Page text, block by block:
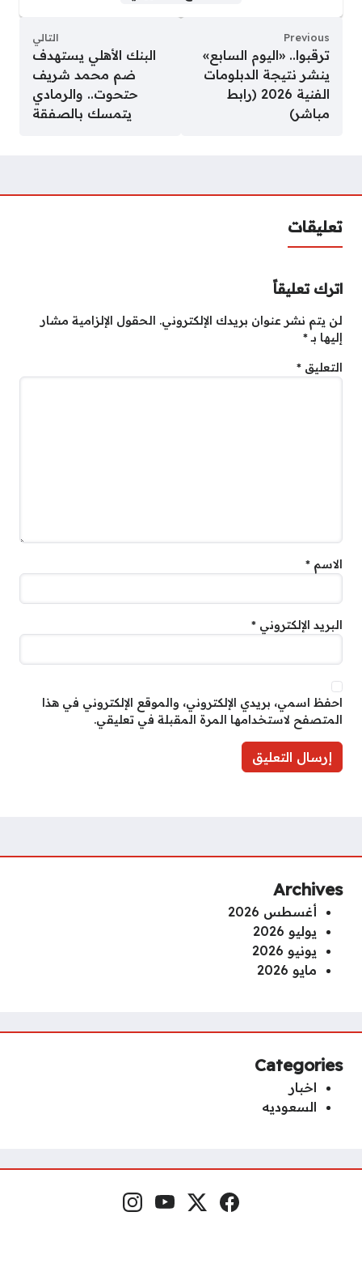
Previous
ترقبوا.. «اليوم السابع»
ينشر نتيجة الدبلومات
الفنية 2026 (رابط
مباشر)
التالي
البنك الأهلي يستهدف
ضم محمد شريف
حتحوت.. والرمادي
يتمسك بالصفقة
تعليقات
اترك تعليقاً
لن يتم نشر عنوان بريدك الإلكتروني. الحقول الإلزامية مشار
إليها بـ*
التعليق *
الاسم *
البريد الإلكتروني *
احفظ اسمي، بريدي الإلكتروني، والموقع الإلكتروني في هذا
المتصفح لاستخدامها المرة المقبلة في تعليقي.
Archives
أغسطس 2026
يوليو 2026
يونيو 2026
مايو 2026
Categories
اخبار
السعوديه
مواقع التواصل فيسبوكمنصة إكس
يوتيوبإنستغرام